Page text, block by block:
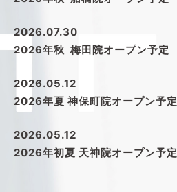
2026.07.30
2026年秋 梅田院オープン予定
2026.05.12
2026年夏 神保町院オープン予定
2026.05.12
2026年初夏 天神院オープン予定